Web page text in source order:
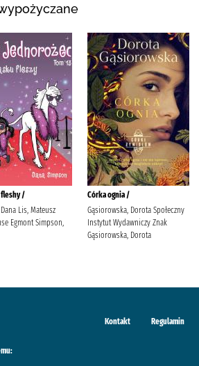
fleshy /
Lis, Mateusz
Egmont Simpson,
Córka ognia /
Gąsiorowska, Dorota Społeczny
Instytut Wydawniczy Znak
Gąsiorowska, Dorota
Kontakt Regulamin